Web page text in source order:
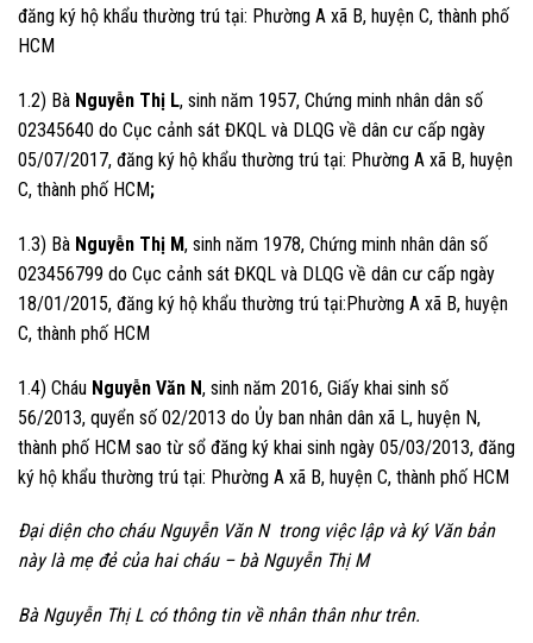
đăng ký hộ khẩu thường trú tại: Phường A xã B, huyện C, thành phố
HCM
1.2) Bà Nguyễn Thị L, sinh năm 1957, Chứng minh nhân dân số
02345640 do Cục cảnh sát ĐKQL và DLQG về dân cư cấp ngày
05/07/2017, đăng ký hộ khẩu thường trú tại: Phường A xã B, huyện
C, thành phố HCM;
1.3) Bà Nguyễn Thị M, sinh năm 1978, Chứng minh nhân dân số
023456799 do Cục cảnh sát ĐKQL và DLQG về dân cư cấp ngày
18/01/2015, đăng ký hộ khẩu thường trú tại:Phường A xã B, huyện
C, thành phố HCM
1.4) Cháu Nguyễn Văn N, sinh năm 2016, Giấy khai sinh số
56/2013, quyển số 02/2013 do Ủy ban nhân dân xã L, huyện N,
thành phố HCM sao từ sổ đăng ký khai sinh ngày 05/03/2013, đăng
ký hộ khẩu thường trú tại: Phường A xã B, huyện C, thành phố HCM
Đại diện cho cháu Nguyễn Văn N trong việc lập và ký Văn bản
này là mẹ đẻ của hai cháu – bà Nguyễn Thị M
Bà Nguyễn Thị L có thông tin về nhân thân như trên.